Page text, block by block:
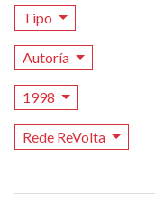
Tipo
Autoría
1998
Rede ReVolta